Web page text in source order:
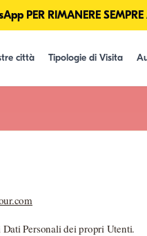
PER RIMANERE
città Tipologie di Visita
Personali dei propri Utenti.